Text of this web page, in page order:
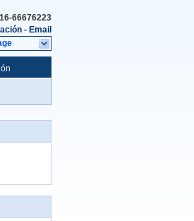
66676223
- Email